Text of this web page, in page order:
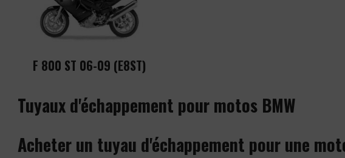
F 800 ST 06-09 (E8ST)
Tuyaux d'échappement pour motos BMW
Acheter un tuyau d'échappement pour une